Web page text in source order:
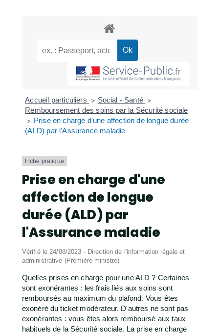
Accueil particuliers > Social - Santé >
Remboursement des soins par la Sécurité sociale
> Prise en charge d'une affection de longue durée
(ALD) par l'Assurance maladie
Fiche pratique
Prise en charge d'une
affection de longue
durée (ALD) par
l'Assurance maladie
Vérifié le 24/08/2023 - Direction de l'information légale et
administrative (Première ministre)
Quelles prises en charge pour une ALD ? Certaines
sont exonérantes : les frais liés aux soins sont
remboursés au maximum du plafond. Vous êtes
exonéré du ticket modérateur. D'autres ne sont pas
exonérantes : vous êtes alors remboursé aux taux
habituels de la Sécurité sociale. La prise en charge